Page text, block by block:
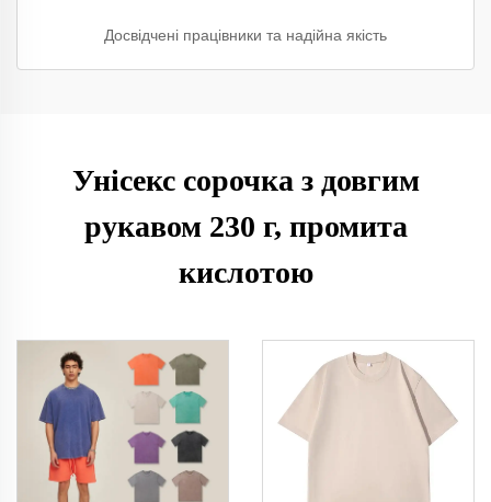
Досвідчені працівники та надійна якість
Унісекс сорочка з довгим
рукавом 230 г, промита
кислотою